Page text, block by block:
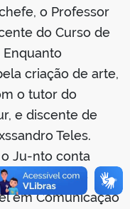
o Professor
do Curso de
Enquanto
criação de arte,
o tutor do
e discente de
Teles.
Ju-nto conta
(Registro
em Comunicação